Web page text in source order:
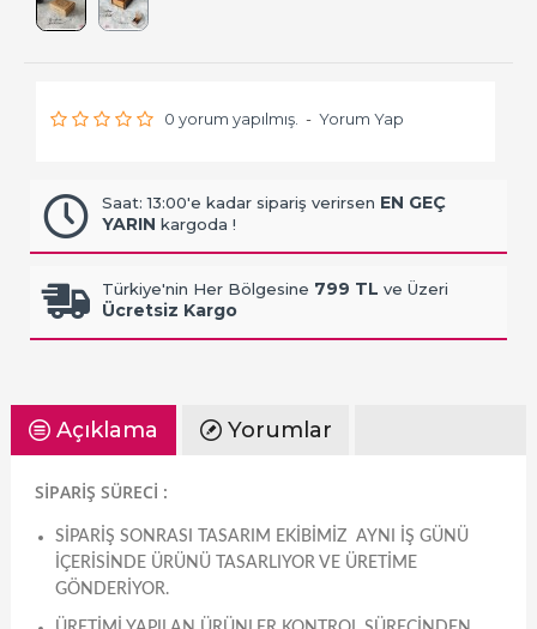
0 yorum yapılmış. - Yorum Yap
Saat: 13:00'e kadar sipariş verirsen EN GEÇ
YARIN kargoda !
Türkiye'nin Her Bölgesine 799 TL ve Üzeri
Ücretsiz Kargo
Açıklama Yorumlar
SİPARİŞ SÜRECİ :
SIPARIŞ SONRASI TASARIM EKIBIMIZ AYNI IŞ GÜNÜ
IÇERISINDE ÜRÜNÜ TASARLIYOR VE ÜRETIME
GÖNDERIYOR.